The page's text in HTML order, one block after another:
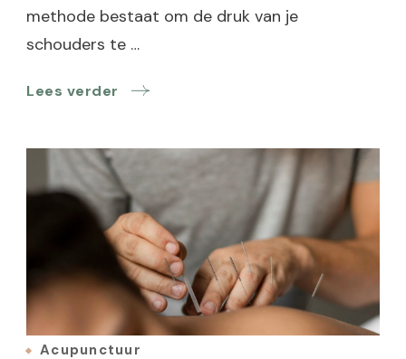
methode bestaat om de druk van je
schouders te …
Lees verder
Acupunctuur